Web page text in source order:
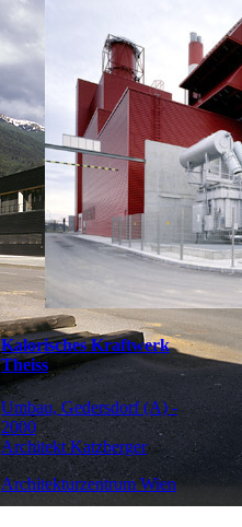
Kalorisches Kraftwerk
Theiss
Umbau, Gedersdorf (A) -
2000
Architekt Katzberger
Architekturzentrum Wien